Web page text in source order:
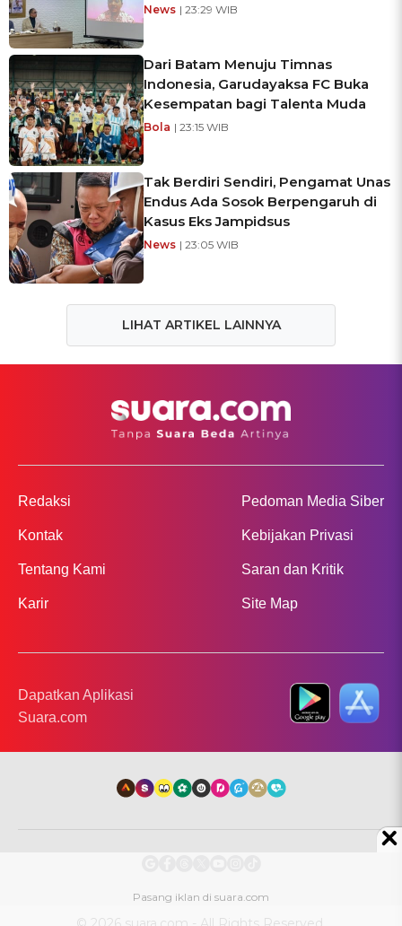
News | 23:29 WIB
Dari Batam Menuju Timnas
Indonesia, Garudayaksa FC Buka
Kesempatan bagi Talenta Muda
Bola | 23:15 WIB
Tak Berdiri Sendiri, Pengamat Unas
Endus Ada Sosok Berpengaruh di
Kasus Eks Jampidsus
News | 23:05 WIB
LIHAT ARTIKEL LAINNYA
Redaksi
Kontak
Tentang Kami
Karir
Pedoman Media Siber
Kebijakan Privasi
Saran dan Kritik
Site Map
Dapatkan Aplikasi
Suara.com